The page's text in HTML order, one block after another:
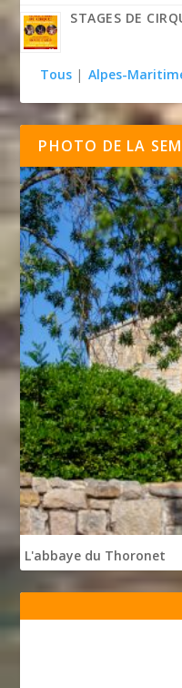
STAGES DE
Tous | Alpes-
PHOTO DE LA
L'abbaye du Thoronet